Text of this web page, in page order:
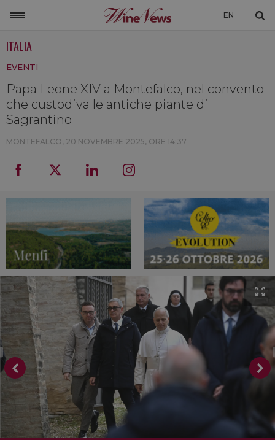
EN
NON SOLO VINO
LA CANTINA DI WINENEWS
DICONO DI NOI
ITALIA
EVENTI
Papa Leone XIV a Montefalco, nel convento
che custodiva le antiche piante di
Sagrantino
MONTEFALCO, 20 NOVEMBRE 2025, ORE 14:37